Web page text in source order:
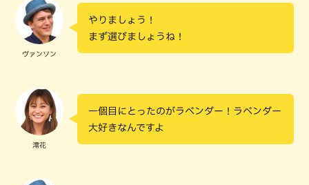
ヴァンソン
やりましょう！
まず選びましょうね！
澪花
一個目にとったのがラベンダー！ラベンダー
大好きなんですよ